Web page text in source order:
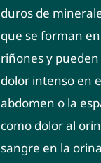
duros de
que se forman
riñones y
dolor intenso en
abdomen o la
como dolor al
sangre en la